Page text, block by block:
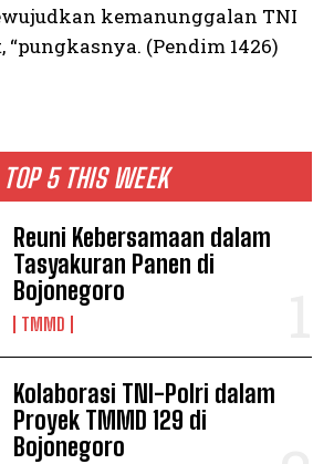
TOP 5 THIS WEEK
Reuni Kebersamaan dalam
Tasyakuran Panen di
Bojonegoro
TMMD
Kolaborasi TNI-Polri dalam
Proyek TMMD 129 di
Bojonegoro
kemanunggalan TNI
(Pendim 1426)